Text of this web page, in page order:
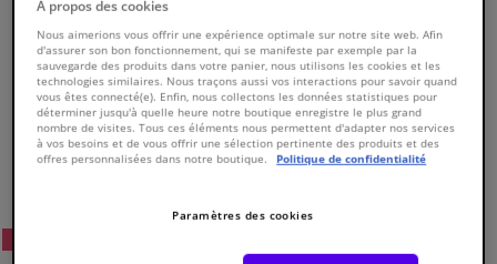
Fenêtres & accessoires
Intérieur & ameublement
Nettoyage & protection
Numéro de produit d'origine:0181643
À propos des cookies
Nous aimerions vous offrir une expérience optimale sur notre site web. Afin
d'assurer son bon fonctionnement, qui se manifeste par exemple par la
sauvegarde des produits dans votre panier, nous utilisons les cookies et les
technologies similaires. Nous traçons aussi vos interactions pour savoir quand
vous êtes connecté(e). Enfin, nous collectons les données statistiques pour
déterminer jusqu'à quelle heure notre boutique enregistre le plus grand
nombre de visites. Tous ces éléments nous permettent d'adapter nos services
à vos besoins et de vous offrir une sélection pertinente des produits et des
offres personnalisées dans notre boutique.
Politique de confidentialité
Paramètres des cookies